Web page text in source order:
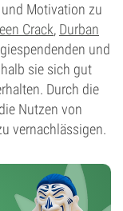
Motivation zu
Crack, Durban
und
sie sich gut
Durch die
Nutzen von
vernachlässigen.